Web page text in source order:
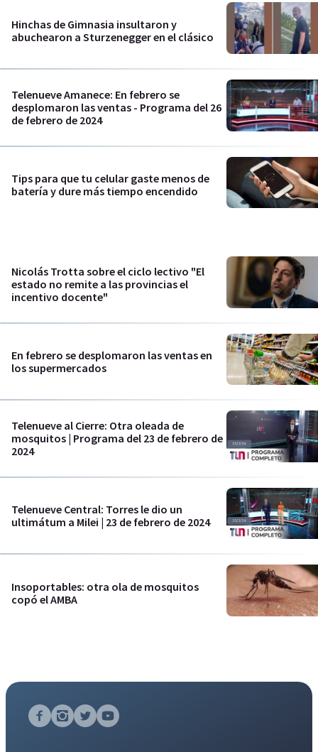
Hinchas de Gimnasia insultaron y
abuchearon a Sturzenegger en el clásico
Telenueve Amanece: En febrero se
desplomaron las ventas - Programa del 26
de febrero de 2024
Tips para que tu celular gaste menos de
batería y dure más tiempo encendido
Nicolás Trotta sobre el ciclo lectivo "El
estado no remite a las provincias el
incentivo docente"
En febrero se desplomaron las ventas en
los supermercados
Telenueve al Cierre: Otra oleada de
mosquitos | Programa del 23 de febrero de
2024
Telenueve Central: Torres le dio un
ultimátum a Milei | 23 de febrero de 2024
Insoportables: otra ola de mosquitos
copó el AMBA